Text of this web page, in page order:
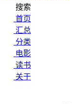
搜索
首页
汇总
分类
电影
读书
关于